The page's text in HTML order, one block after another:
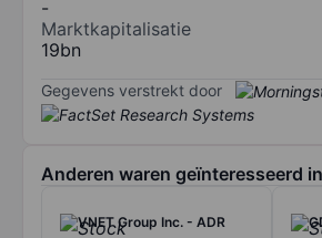
-
Marktkapitalisatie
19bn
Gegevens verstrekt door
Anderen waren geïnteresseerd in
VNET Group Inc. - ADR